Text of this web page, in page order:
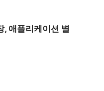
, 애플리케이션 별